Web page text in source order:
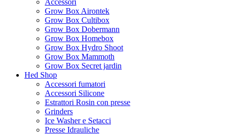
Accessori
Grow Box Airontek
Grow Box Cultibox
Grow Box Dobermann
Grow Box Homebox
Grow Box Hydro Shoot
Grow Box Mammoth
Grow Box Secret jardin
Hed Shop
Accessori fumatori
Accessori Silicone
Estrattori Rosin con presse
Grinders
Ice Washer e Setacci
Presse Idrauliche